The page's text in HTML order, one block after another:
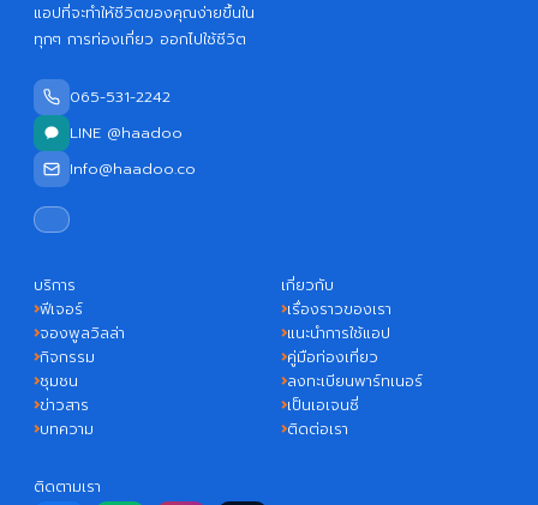
แอปที่จะทำให้ชีวิตของคุณง่ายขึ้นใน
ทุกๆ การท่องเที่ยว ออกไปใช้ชีวิต
065-531-2242
LINE @haadoo
Info@haadoo.co
บริการ
ฟีเจอร์
จองพูลวิลล่า
กิจกรรม
ชุมชน
ข่าวสาร
บทความ
เกี่ยวกับ
เรื่องราวของเรา
แนะนำการใช้แอป
คู่มือท่องเที่ยว
ลงทะเบียนพาร์ทเนอร์
เป็นเอเจนซี่
ติดต่อเรา
ติดตามเรา